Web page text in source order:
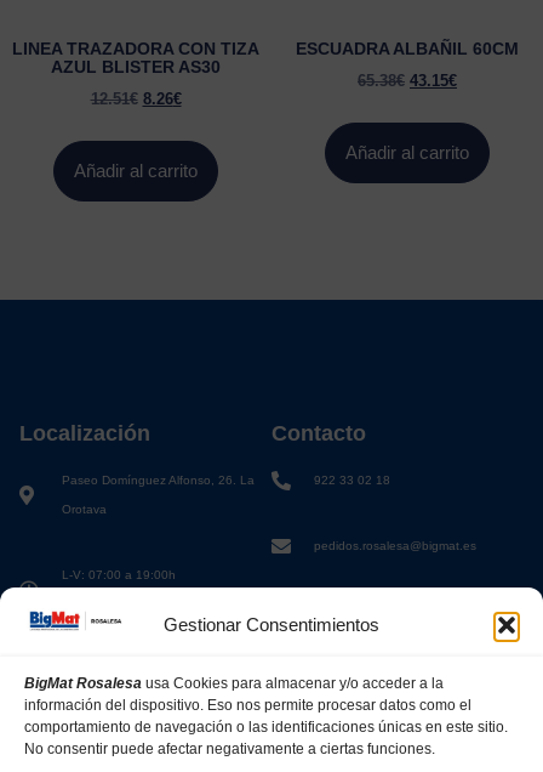
Gestionar Consentimientos
BigMat Rosalesa usa Cookies para almacenar y/o acceder a la
información del dispositivo. Eso nos permite procesar datos como el
comportamiento de navegación o las identificaciones únicas en este sitio.
No consentir puede afectar negativamente a ciertas funciones.
LINEA TRAZADORA CON TIZA
AZUL BLISTER AS30
12.51€ 8.26€
Añadir al carrito
ESCUADRA ALBAÑIL 60CM
65.38€ 43.15€
Añadir al carrito
Localización
Paseo Domínguez Alfonso, 26. La
Orotava
L-V: 07:00 a 19:00h
Contacto
922 33 02 18
pedidos.rosalesa@bigmat.es